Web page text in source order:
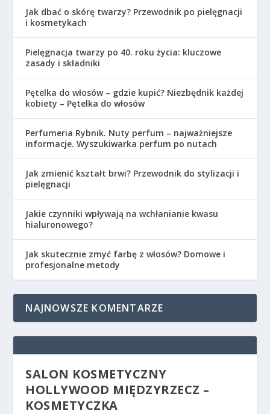
Jak dbać o skórę twarzy? Przewodnik po pielęgnacji
i kosmetykach
Pielęgnacja twarzy po 40. roku życia: kluczowe
zasady i składniki
Pętelka do włosów – gdzie kupić? Niezbędnik każdej
kobiety – Pętelka do włosów
Perfumeria Rybnik. Nuty perfum – najważniejsze
informacje. Wyszukiwarka perfum po nutach
Jak zmienić kształt brwi? Przewodnik do stylizacji i
pielęgnacji
Jakie czynniki wpływają na wchłanianie kwasu
hialuronowego?
Jak skutecznie zmyć farbę z włosów? Domowe i
profesjonalne metody
NAJNOWSZE KOMENTARZE
SALON KOSMETYCZNY
HOLLYWOOD MIĘDZYRZECZ –
KOSMETYCZKA